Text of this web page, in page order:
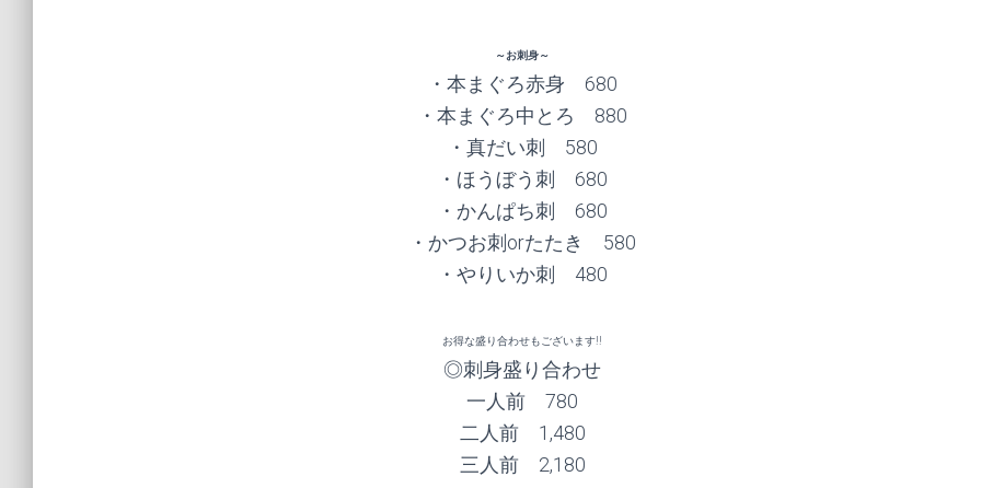
～お刺身～
・本まぐろ赤身 680
・本まぐろ中とろ 880
・真だい刺 580
・ほうぼう刺 680
・かんぱち刺 680
・かつお刺orたたき 580
・やりいか刺 480
お得な盛り合わせもございます!!
◎刺身盛り合わせ
一人前 780
二人前 1,480
三人前 2,180